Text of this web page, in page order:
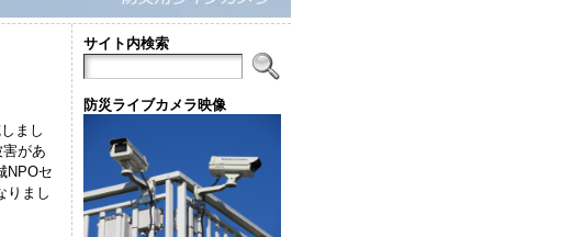
まし
があ
NPOセ
りまし
サイト内検索
防災ライブカメラ映像